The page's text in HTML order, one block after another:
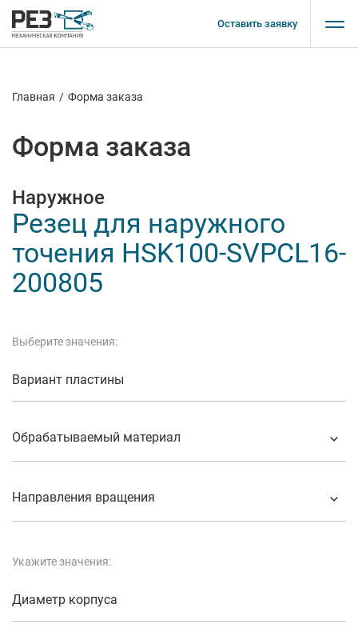
Оставить заявку
Главная / Форма заказа
Форма заказа
Наружное
Резец для наружного
точения HSK100-SVPCL16-
200805
Выберите значения:
Вариант пластины
Обрабатываемый материал
Направления вращения
Укажите значения:
Диаметр корпуса